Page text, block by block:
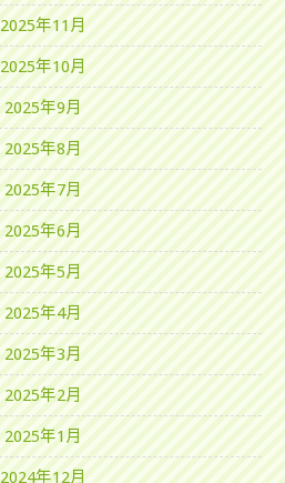
2025年11月
2025年10月
2025年9月
2025年8月
2025年7月
2025年6月
2025年5月
2025年4月
2025年3月
2025年2月
2025年1月
2024年12月